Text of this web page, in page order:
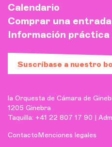
Calendario
Comprar una entrada
Información práctica
Suscríbase a nuestro
la Orquesta de Cámara de
1205 Ginebra
Taquilla: +41 22 807 17 90 |
ContactoMenciones legales